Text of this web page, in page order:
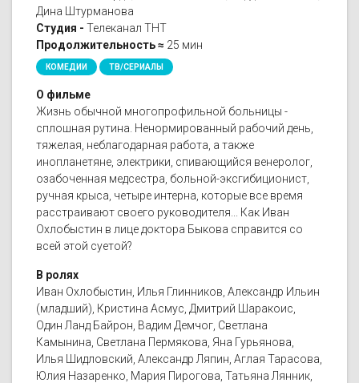
Дина Штурманова
Студия - Телеканал ТНТ
Продолжительность ≈ 25 мин
КОМЕДИИ ТВ/СЕРИАЛЫ
О фильме
Жизнь обычной многопрофильной больницы -
сплошная рутина. Ненормированный рабочий день,
тяжелая, неблагодарная работа, а также
инопланетяне, электрики, спивающийся венеролог,
озабоченная медсестра, больной-эксгибиционист,
ручная крыса, четыре интерна, которые все время
расстраивают своего руководителя... Как Иван
Охлобыстин в лице доктора Быкова справится со
всей этой суетой?
В ролях
Иван Охлобыстин, Илья Глинников, Александр Ильин
(младший), Кристина Асмус, Дмитрий Шаракоис,
Один Ланд Байрон, Вадим Демчог, Светлана
Камынина, Светлана Пермякова, Яна Гурьянова,
Илья Шидловский, Александр Ляпин, Аглая Тарасова,
Юлия Назаренко, Мария Пирогова, Татьяна Лянник,